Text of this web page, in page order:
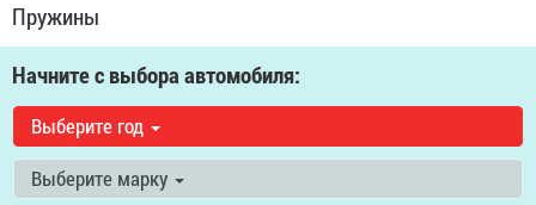
Пружины
Начните с выбора автомобиля:
Выберите год
Выберите марку